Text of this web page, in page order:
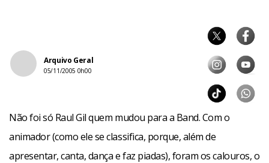
Arquivo Geral
05/11/2005 0h00
Não foi só Raul Gil quem mudou para a Band. Com o
animador (como ele se classifica, porque, além de
apresentar, canta, dança e faz piadas), foram os calouros, o